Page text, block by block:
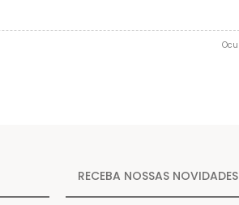
RECEBA NOSSAS NOVIDADES